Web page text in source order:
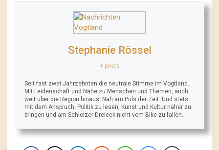
Stephanie Rössel
+ posts
Seit fast zwei Jahrzehnten die neutrale Stimme im Vogtland.
Mit Leidenschaft und Nähe zu Menschen und Themen, auch
weit über die Region hinaus. Nah am Puls der Zeit. Und stets
mit dem Anspruch, Politik zu lesen, Kunst und Kultur näher zu
bringen und am Schleizer Dreieck nicht vom Bike zu fallen.